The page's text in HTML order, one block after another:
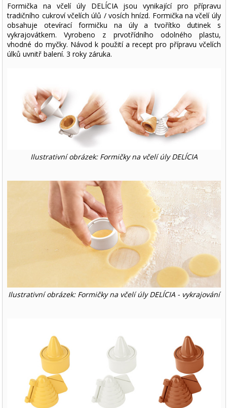
Formička na včelí úly DELÍCIA jsou vynikající pro přípravu
tradičního cukroví včelích úlů / vosích hnízd. Formička na včelí úly
obsahuje otevírací formičku na úly a tvořítko dutinek s
vykrajovátkem. Vyrobeno z prvotřídního odolného plastu,
vhodné do myčky. Návod k použití a recept pro přípravu včelích
úlků uvnitř balení. 3 roky záruka.
Ilustrativní obrázek: Formičky na včelí úly DELÍCIA
Ilustrativní obrázek: Formičky na včelí úly DELÍCIA - vykrajování